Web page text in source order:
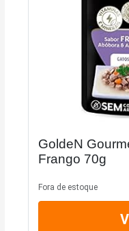
GoldeN
Frango 70g
Fora de estoque